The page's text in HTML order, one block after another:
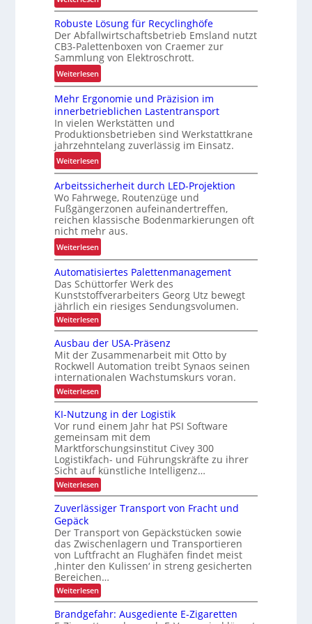
V
o
n
d
e
r
L
a
d
e
n
w
a
a
g
e
z
u
r
K
I
Robuste Lösung für Recyclinghöfe
Der Abfallwirtschaftsbetrieb Emsland nutzt
CB3-Palettenboxen von Craemer zur
Sammlung von Elektroschrott.
Weiterlesen:
R
o
b
u
s
t
e
ö
s
u
n
g
f
ü
r
R
e
c
c
l
i
n
g
h
ö
f
e
Mehr Ergonomie und Präzision im
innerbetrieblichen Lastentransport
In vielen Werkstätten und
Produktionsbetrieben sind Werkstattkrane
jahrzehntelang zuverlässig im Einsatz.
Weiterlesen:
M
e
h
r
E
r
g
o
n
o
m
i
e
u
n
d
P
r
ä
z
i
s
i
o
n
i
m
i
n
n
e
r
b
e
Arbeitssicherheit durch LED-Projektion
Wo Fahrwege, Routenzüge und
Fußgängerzonen aufeinandertreffen,
reichen klassische Bodenmarkierungen oft
nicht mehr aus.
Weiterlesen:
A
r
b
e
i
t
s
i
c
h
e
r
h
e
i
t
d
u
r
h
L
E
D
-
P
r
Automatisiertes Palettenmanagement
Das Schüttorfer Werk des
Kunststoffverarbeiters Georg Utz bewegt
jährlich ein riesiges Sendungsvolumen.
Weiterlesen:
A
t
o
m
a
t
i
i
e
r
t
e
s
P
a
l
e
t
e
n
m
a
n
a
g
e
m
e
Ausbau der USA-Präsenz
Mit der Zusammenarbeit mit Otto by
Rockwell Automation treibt Synaos seinen
internationalen Wachstumskurs voran.
Weiterlesen:
A
s
b
a
u
d
e
r
U
S
A
r
ä
s
e
n
z
KI-Nutzung in der Logistik
Vor rund einem Jahr hat PSI Software
gemeinsam mit dem
Marktforschungsinstitut Civey 300
Logistikfach- und Führungskräfte zu ihrer
Sicht auf künstliche Intelligenz…
Weiterlesen:
K
I
-
u
t
z
u
n
g
i
n
d
e
Zuverlässiger Transport von Fracht und
Gepäck
Der Transport von Gepäckstücken sowie
das Zwischenlagern und Transportieren
von Luftfracht an Flughäfen findet meist
‚hinter den Kulissen‘ in streng gesicherten
Bereichen…
Weiterlesen:
Z
v
Brandgefahr: Ausgediente E-Zigaretten